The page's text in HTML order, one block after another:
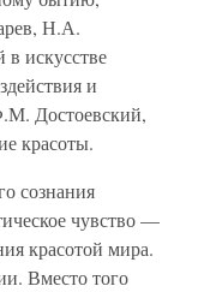
Н.А.
искусстве
и
Достоевский,
красоты.
сознания
чувство —
красотой мира.
Вместо того